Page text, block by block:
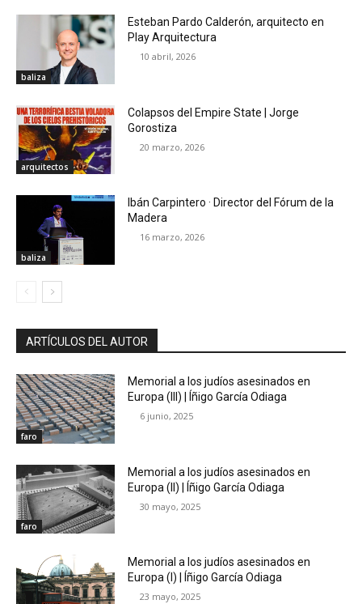
baliza
Esteban Pardo Calderón, arquitecto en
Play Arquitectura
10 abril, 2026
arquitectos
Colapsos del Empire State | Jorge
Gorostiza
20 marzo, 2026
baliza
Ibán Carpintero · Director del Fórum de la
Madera
16 marzo, 2026
ARTÍCULOS DEL AUTOR
faro
Memorial a los judíos asesinados en
Europa (III) | Íñigo García Odiaga
6 junio, 2025
faro
Memorial a los judíos asesinados en
Europa (II) | Íñigo García Odiaga
30 mayo, 2025
Memorial a los judíos asesinados en
Europa (I) | Íñigo García Odiaga
23 mayo, 2025